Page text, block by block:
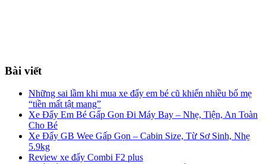
Bài viết
Những sai lầm khi mua xe đẩy em bé cũ khiến nhiều bố mẹ
“tiền mất tật mang”
Xe Đẩy Em Bé Gấp Gọn Đi Máy Bay – Nhẹ, Tiện, An Toàn
Cho Bé
Xe Đẩy GB Wee Gấp Gọn – Cabin Size, Từ Sơ Sinh, Nhẹ
5.9kg
Review xe đẩy Combi F2 plus